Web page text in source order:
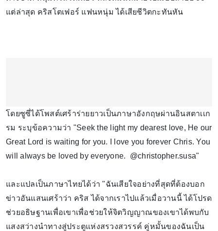
แต่ล่าสุด คริสโตเฟอร์ แฟนหนุ่ม ได้เสียชีวิตกะทันหัน
โดยซูซี่ได้โพสต์เศร้าร่ายยาวเป็นภาษาอังกฤษผ่านอินสตาเเก
รม ระบุข้อความว่า "Seek the light my dearest love, He our
Great Lord is waiting for you. I love you forever Chris. You
will always be loved by everyone. @christopher.susa"
และแปลเป็นภาษาไทยได้ว่า "ฉันเสียใจอย่างที่สุดที่ต้องบอก
ข่าวอันแสนเศร้าว่า คริส ได้จากเราไปแล้วเมื่อวานนี้ ได้โปรด
ช่วยอธิษฐานเพื่อเขาเพื่อช่วยให้จิตวิญญาณของเขาได้พบกับ
แสงสว่างนำทางสู่ประตูแห่งสรวงสวรรค์ คู่หมั้นของฉันเป็น